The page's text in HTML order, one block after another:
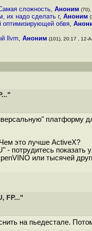
сложность, Аноним
их надо сделать г, Аноним
оптимизирующей обвя,
llvm, Аноним (101), 20:17 , 12-
платформу
это лучше ActiveX?
потрудитесь
или тысячей
FP..."
на пьедестале.